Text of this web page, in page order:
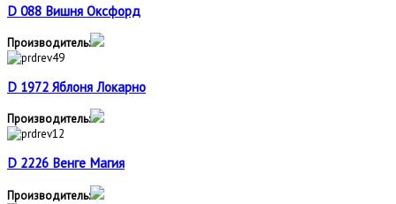
D 088 Вишня Оксфорд
Производитель:
D 1972 Яблоня Локарно
Производитель:
D 2226 Венге Магия
Производитель: